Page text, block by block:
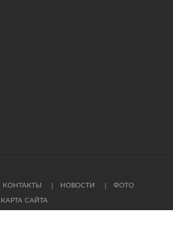
КОНТАКТЫ НОВОСТИ ФОТО
КАРТА САЙТА